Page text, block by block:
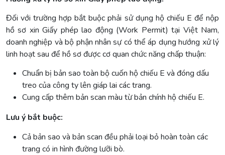
Đối với trường hợp bắt buộc phải sử dụng hộ chiếu E để nộp
hồ sơ xin Giấy phép lao động (Work Permit) tại Việt Nam,
doanh nghiệp và bộ phận nhân sự có thể áp dụng hướng xử lý
linh hoạt sau để hồ sơ được cơ quan chức năng chấp thuận:
Chuẩn bị bản sao toàn bộ cuốn hộ chiếu E và đóng dấu
treo của công ty lên giáp lai các trang.
Cung cấp thêm bản scan màu từ bản chính hộ chiếu E.
Lưu ý bắt buộc:
Cả bản sao và bản scan đều phải loại bỏ hoàn toàn các
trang có in hình đường lưỡi bò.